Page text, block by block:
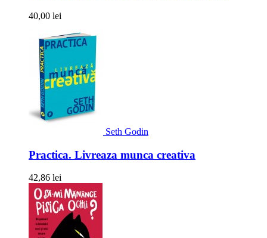
40,00 lei
Seth Godin
Practica. Livreaza munca creativa
42,86 lei